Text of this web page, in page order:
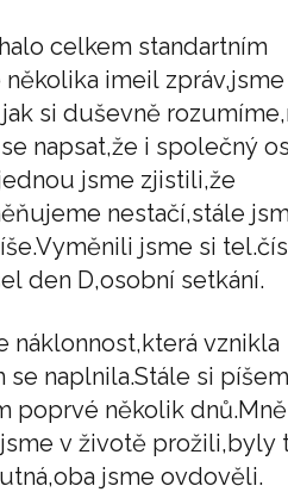
celkem standartním
imeil
si duševně
napsat,že i společný
jsme zjistili,že
nestačí,stále
jsme si
den D,osobní setkání.
náklonnost,která vznikla
naplnila.Stále si
poprvé několik
v životě prožili,byly
jsme ovdověli.